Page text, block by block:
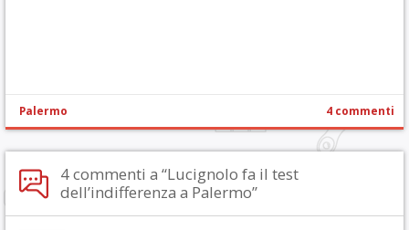
Palermo 4 commenti
4 commenti a “Lucignolo fa il test
dell’indifferenza a Palermo”